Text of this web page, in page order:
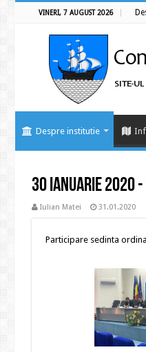
VINERI, 7 AUGUST 2026
Despre institutie
30 ianuarie 2020 -
Iulian Matei 31.01.2020
Participare sedinta